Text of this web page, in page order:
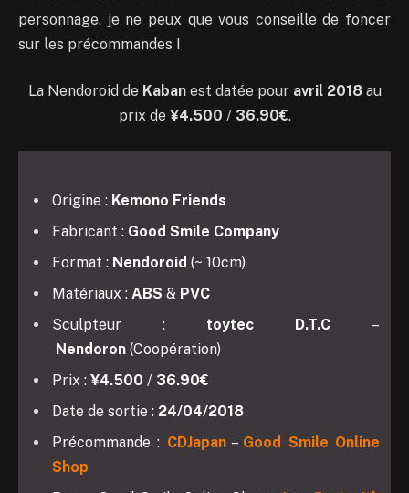
personnage, je ne peux que vous conseille de foncer
sur les précommandes !
La Nendoroid de Kabanest datée pour avril 2018au
prix de ¥4.500 / 36.90€.
Origine : Kemono Friends
Fabricant : Good Smile Company
Format : Nendoroid (~ 10cm)
Matériaux : ABS & PVC
Sculpteur : toytec D.T.C –
Nendoron (Coopération)
Prix : ¥4.500 / 36.90€
Date de sortie : 24/04/2018
Précommande : CDJapan– Good Smile Online
Shop